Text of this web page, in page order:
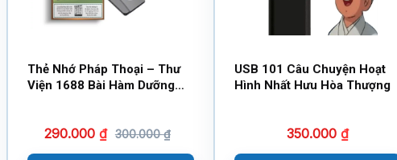
Thẻ Nhớ Pháp Thoại – Thư
Viện 1688 Bài Hàm Dưỡng
290.000 ₫ 300.000₫
USB 101 Câu Chuyện Hoạt
Hình Nhất Hưu Hòa Thượng
350.000 ₫